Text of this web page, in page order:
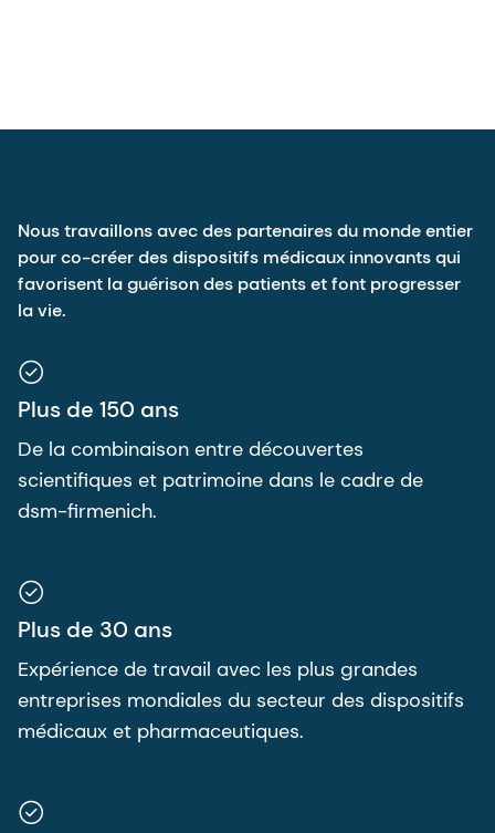
Nous travaillons avec des partenaires du monde entier
pour co-créer des dispositifs médicaux innovants qui
favorisent la guérison des patients et font progresser
la vie.
Plus de 150 ans
De la combinaison entre découvertes
scientifiques et patrimoine dans le cadre de
dsm-firmenich.
Plus de 30 ans
Expérience de travail avec les plus grandes
entreprises mondiales du secteur des dispositifs
médicaux et pharmaceutiques.